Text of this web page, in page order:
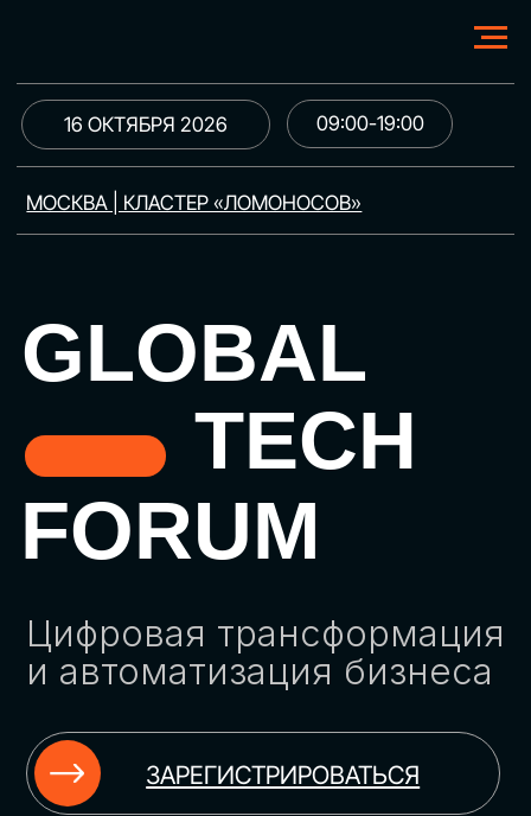
МОСКВА | КЛАСТЕР «ЛОМОНОСОВ»
GLOBAL
TECH
FORUM
Цифровая трансформация
и автоматизация бизнеса
ЗАРЕГИСТРИРОВАТЬСЯ
09:00-19:00
16 ОКТЯБРЯ 2026
ИСКУССТВЕННЫЙ ИНТЕЛЛЕКТ
ЦИФРОВИЗАЦИЯ
ИМПОРТОЗАМЕЩЕНИЕ